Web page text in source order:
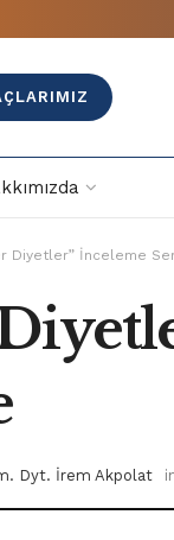
Diyetler” İnceleme
Dyt. İrem Akpolat